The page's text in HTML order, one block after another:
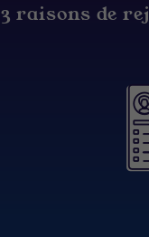
3 raisons de